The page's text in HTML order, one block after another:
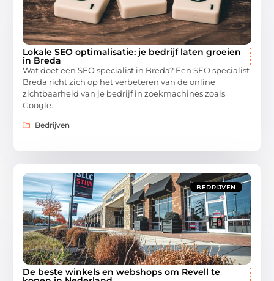
Lokale SEO optimalisatie: je bedrijf laten groeien
in Breda
Wat doet een SEO specialist in Breda? Een SEO specialist
Breda richt zich op het verbeteren van de online
zichtbaarheid van je bedrijf in zoekmachines zoals
Google.
Bedrijven
BEDRIJVEN
De beste winkels en webshops om Revell te